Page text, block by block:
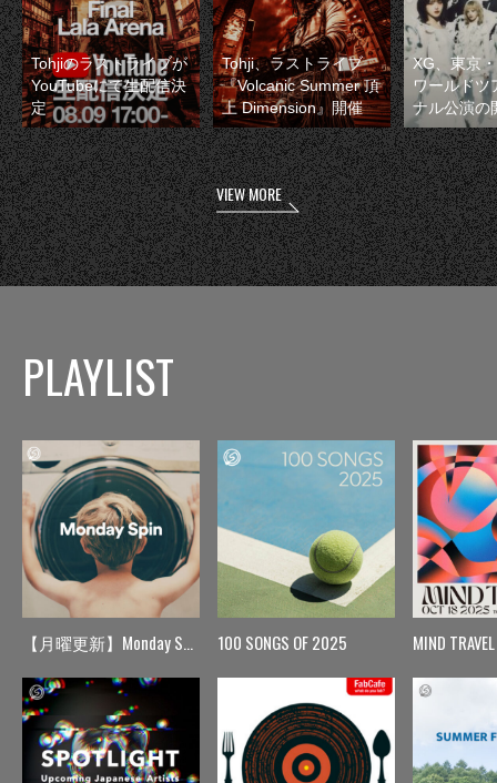
Tohjiのラストライブが
YouTubeにて生配信決
定
Tohji、ラストライブ
『Volcanic Summer 頂
上 Dimension』開催
XG、東京
ワールドツ
ナル公演の
VIEW MORE
PLAYLIST
【月曜更新】Monday Spin 100 SONGS OF 2025 MIND TRAVEL